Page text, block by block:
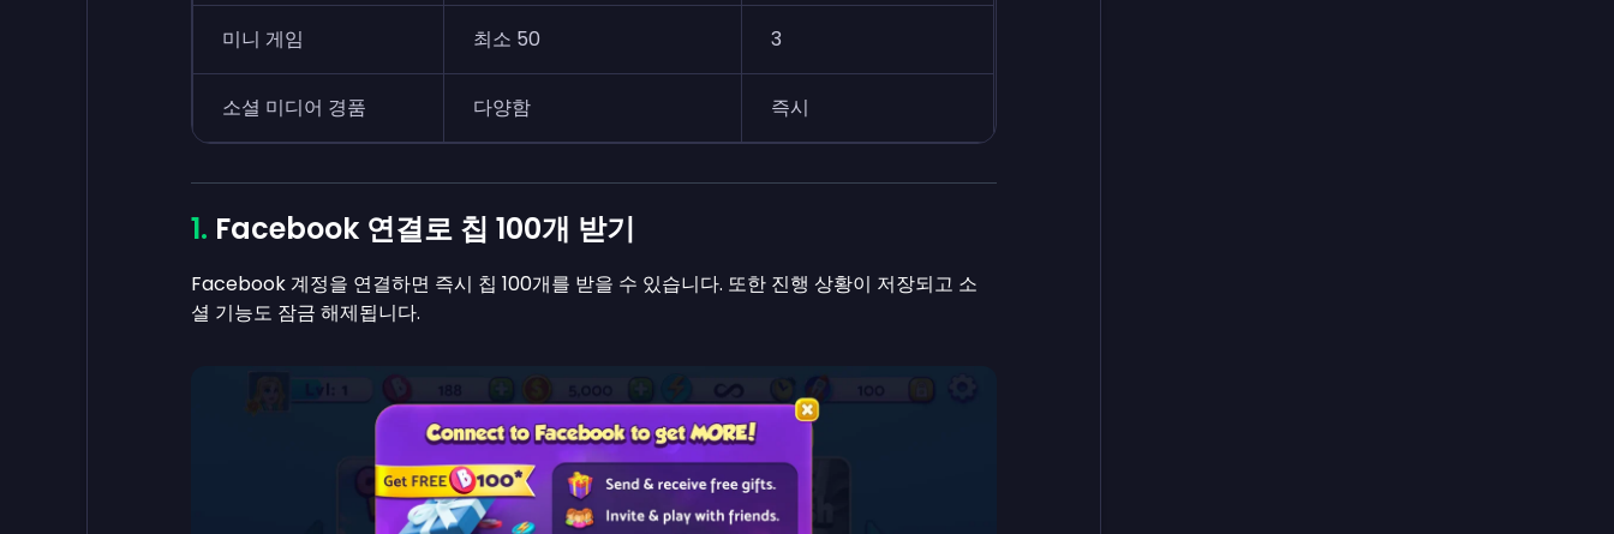
미니 게임 최소 50 3
소셜 미디어 경품 다양함 즉시
Facebook 연결로 칩 100개 받기
Facebook 계정을 연결하면 즉시 칩 100개를 받을 수 있습니다. 또한 진행 상황이 저장되고 소
셜 기능도 잠금 해제됩니다.